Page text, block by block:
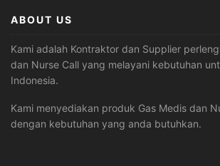
ABOUT US
Kami adalah Kontraktor dan Supplier
dan Nurse Call yang melayani kebutuhan
Indonesia.
Kami menyediakan produk Gas Medis dan
dengan kebutuhan yang anda butuhkan.